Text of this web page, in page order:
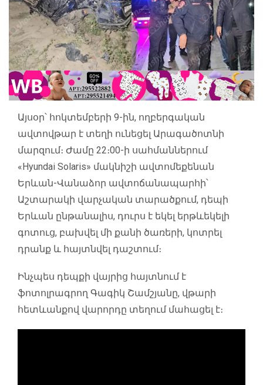
Այսօր՝ հոկտեմբերի 9-ին, ողբերգական
ավտովթար է տեղի ունեցել Արագածոտնի
մարզում։ Ժամը 22։00-ի սահմաններում
«Hyundai Solaris» մակնիշի ավտոմեքենան
Երևան-Վանաձոր ավտոճանապարհի՝
Աշտարակի վարչական տարածքում, դեպի
Երևան ընթանալիս, դուրս է եկել երթևեկելի
գոտուց, բախվել մի քանի ծառերի, կոտրել
դրանք և հայտնվել դաշտում։
Ինչպես դեպքի վայրից հայտնում է
ֆոտոլրագրող Գագիկ Շամշյանը, վթարի
հետևանքով վարորդը տեղում մահացել է։